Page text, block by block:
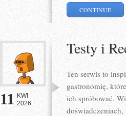
CONTINUE
11 KWI
2026
Testy i
Ten serwis to
gastronomię,
ich spróbować.